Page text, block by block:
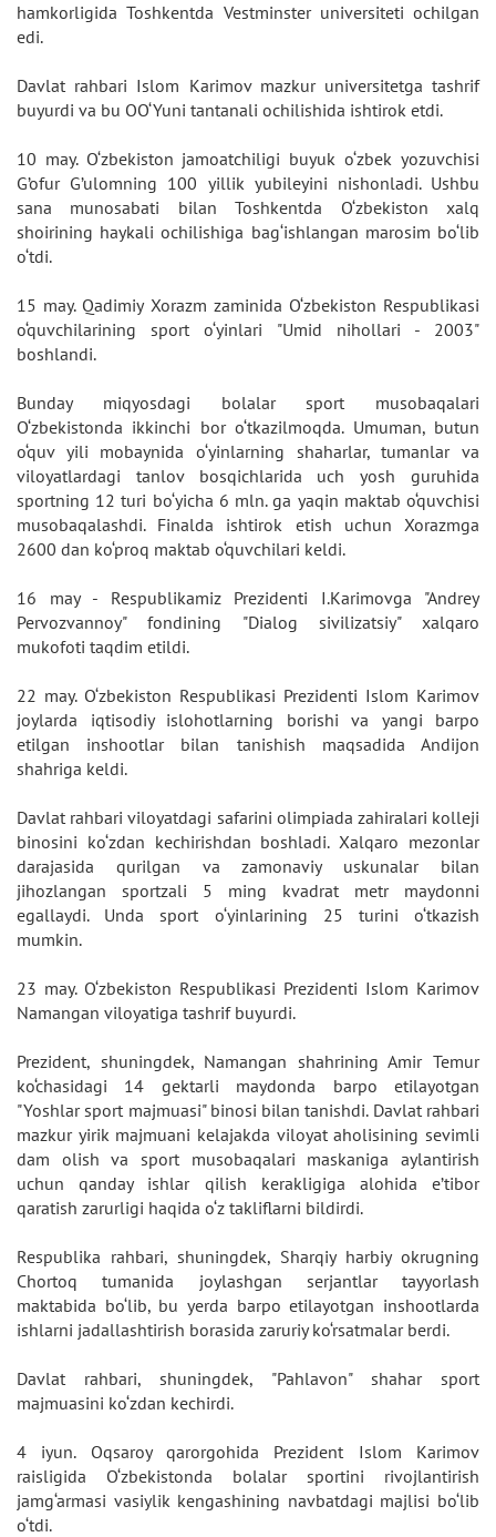
hamkorligida Toshkentda Vestminster universiteti ochilgan
edi.
Davlat rahbari Islom Karimov mazkur universitetga tashrif
buyurdi va bu OO‘Yuni tantanali ochilishida ishtirok etdi.
10 may. O‘zbekiston jamoatchiligi buyuk o‘zbek yozuvchisi
G’ofur G’ulomning 100 yillik yubileyini nishonladi. Ushbu
sana munosabati bilan Toshkentda O‘zbekiston xalq
shoirining haykali ochilishiga bag‘ishlangan marosim bo‘lib
o‘tdi.
15 may. Qadimiy Xorazm zaminida O‘zbekiston Respublikasi
o‘quvchilarining sport o‘yinlari "Umid nihollari - 2003"
boshlandi.
Bunday miqyosdagi bolalar sport musobaqalari
O‘zbekistonda ikkinchi bor o‘tkazilmoqda. Umuman, butun
o‘quv yili mobaynida o‘yinlarning shaharlar, tumanlar va
viloyatlardagi tanlov bosqichlarida uch yosh guruhida
sportning 12 turi bo‘yicha 6 mln. ga yaqin maktab o‘quvchisi
musobaqalashdi. Finalda ishtirok etish uchun Xorazmga
2600 dan ko‘proq maktab o‘quvchilari keldi.
16 may - Respublikamiz Prezidenti I.Karimovga "Andrey
Pervozvannoy" fondining "Dialog sivilizatsiy" xalqaro
mukofoti taqdim etildi.
22 may. O‘zbekiston Respublikasi Prezidenti Islom Karimov
joylarda iqtisodiy islohotlarning borishi va yangi barpo
etilgan inshootlar bilan tanishish maqsadida Andijon
shahriga keldi.
Davlat rahbari viloyatdagi safarini olimpiada zahiralari kolleji
binosini ko‘zdan kechirishdan boshladi. Xalqaro mezonlar
darajasida qurilgan va zamonaviy uskunalar bilan
jihozlangan sportzali 5 ming kvadrat metr maydonni
egallaydi. Unda sport o‘yinlarining 25 turini o‘tkazish
mumkin.
23 may. O‘zbekiston Respublikasi Prezidenti Islom Karimov
Namangan viloyatiga tashrif buyurdi.
Prezident, shuningdek, Namangan shahrining Amir Temur
ko‘chasidagi 14 gektarli maydonda barpo etilayotgan
"Yoshlar sport majmuasi" binosi bilan tanishdi. Davlat rahbari
mazkur yirik majmuani kelajakda viloyat aholisining sevimli
dam olish va sport musobaqalari maskaniga aylantirish
uchun qanday ishlar qilish kerakligiga alohida e’tibor
qaratish zarurligi haqida o‘z takliflarni bildirdi.
Respublika rahbari, shuningdek, Sharqiy harbiy okrugning
Chortoq tumanida joylashgan serjantlar tayyorlash
maktabida bo‘lib, bu yerda barpo etilayotgan inshootlarda
ishlarni jadallashtirish borasida zaruriy ko‘rsatmalar berdi.
Davlat rahbari, shuningdek, "Pahlavon" shahar sport
majmuasini ko‘zdan kechirdi.
4 iyun. Oqsaroy qarorgohida Prezident Islom Karimov
raisligida O‘zbekistonda bolalar sportini rivojlantirish
jamg‘armasi vasiylik kengashining navbatdagi majlisi bo‘lib
o‘tdi.